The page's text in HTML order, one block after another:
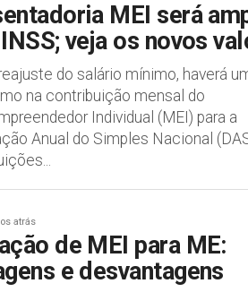
MEI será
veja os novos
do salário mínimo, haverá
na contribuição mensal do
Individual (MEI) para a
Anual do Simples Nacional
atrás
de MEI para ME:
e desvantagens